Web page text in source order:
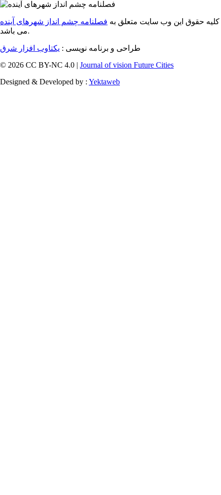
کلیه حقوق این وب سایت متعلق به فصلنامه چشم انداز شهرهای آینده
می باشد.
طراحی و برنامه نویسی : یکتاوب افزار شرق
© 2026 CC BY-NC 4.0 | Journal of vision Future Cities
Designed & Developed by : Yektaweb